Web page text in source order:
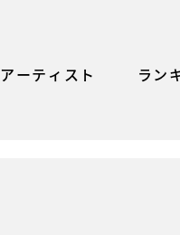
アーティスト ラン